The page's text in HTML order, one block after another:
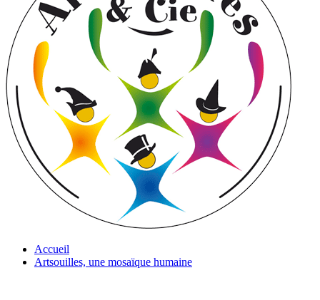
Accueil
Artsouilles, une mosaïque humaine